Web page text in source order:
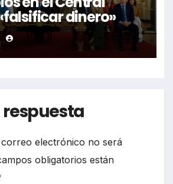
dinero»
respuesta
electrónico no será
obligatorios están